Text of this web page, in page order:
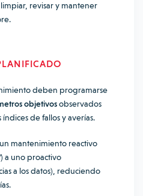
revisar y mantener
deben programarse
objetivosobservados
de fallos y averías.
mantenimiento reactivo
) a uno proactivo
a los datos), reduciendo